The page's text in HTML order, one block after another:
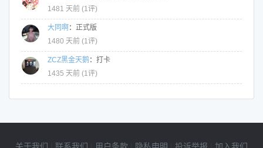
1481 天前 (1评)
大同啊 ： 正式版
1480 天前 (1评)
ZCZ黑金天鹅： 打卡
1435 天前 (1评)